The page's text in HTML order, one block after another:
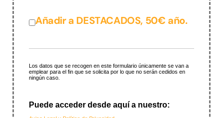
Añadir a DESTACADOS, 50€ año.
Los datos que se recogen en este formulario únicamente se van a
emplear para el fin que se solicita por lo que no serán cedidos en
ningún caso.
Puede acceder desde aquí a nuestro: